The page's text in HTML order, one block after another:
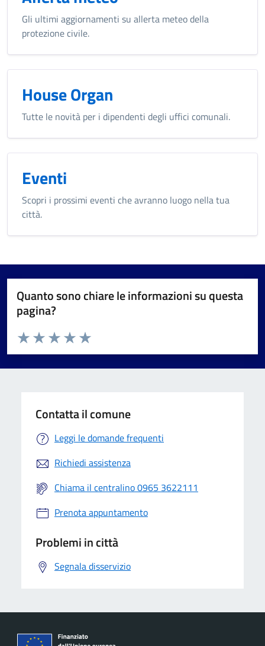
Gli ultimi aggiornamenti su allerta meteo della
protezione civile.
House Organ
Tutte le novità per i dipendenti degli uffici comunali.
Eventi
Scopri i prossimi eventi che avranno luogo nella tua
città.
Quanto sono chiare le informazioni su questa
pagina?
Valuta da 1 a 5 stelle la pagina
Valuta 5 stelle su 5
Valuta 4 stelle su 5
Valuta 3 stelle su 5
Valuta 2 stelle su 5
Valuta 1 stelle su 5
Contatta il comune
Leggi le domande frequenti
Richiedi assistenza
Chiama il centralino 0965 3622111
Prenota appuntamento
Problemi in città
Segnala disservizio